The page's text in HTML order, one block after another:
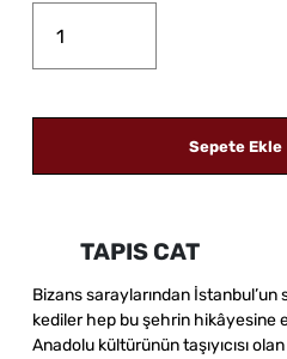
TAPIS CAT
Bizans saraylarından İstanbul’un
kediler hep bu şehrin hikâyesine
Anadolu kültürünün taşıyıcısı
Sepete Ekle